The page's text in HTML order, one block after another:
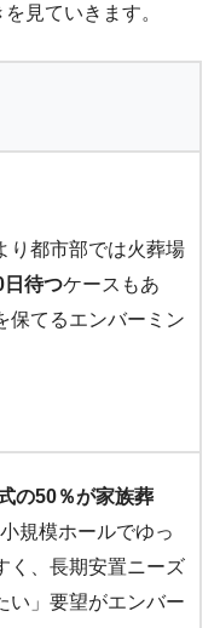
見ていきます。
り都市部では火葬場
日待つケースもあ
保てるエンバーミン
の50％が家族葬
規模ホールでゆっ
く、長期安置ニーズ
い」要望がエンバー